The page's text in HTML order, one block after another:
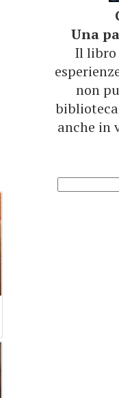
Una
Il libro
non
anche in